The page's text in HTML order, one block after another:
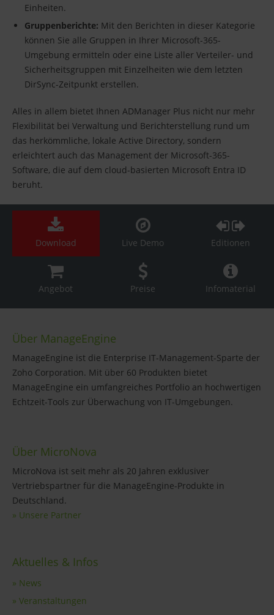
Einheiten.
Gruppenberichte: Mit den Berichten in dieser Kategorie
können Sie alle Gruppen in Ihrer Microsoft-365-
Umgebung ermitteln oder eine Liste aller Verteiler- und
Sicherheitsgruppen mit Einzelheiten wie dem letzten
DirSync-Zeitpunkt erstellen.
Alles in allem bietet Ihnen ADManager Plus nicht nur mehr
Flexibilität bei Verwaltung und Berichterstellung rund um
das herkömmliche, lokale Active Directory, sondern
erleichtert auch das Management der Microsoft-365-
Software, die auf dem cloud-basierten Microsoft Entra ID
beruht.
Download Live Demo Editionen
Angebot Preise Infomaterial
Über ManageEngine
ManageEngine ist die Enterprise IT-Management-Sparte der
Zoho Corporation. Mit über 60 Produkten bietet
ManageEngine ein umfangreiches Portfolio an hochwertigen
Echtzeit-Tools zur Überwachung von IT-Umgebungen.
Über MicroNova
MicroNova ist seit mehr als 20 Jahren exklusiver
Vertriebspartner für die ManageEngine-Produkte in
Deutschland.
» Unsere Partner
Aktuelles & Infos
» News
» Veranstaltungen